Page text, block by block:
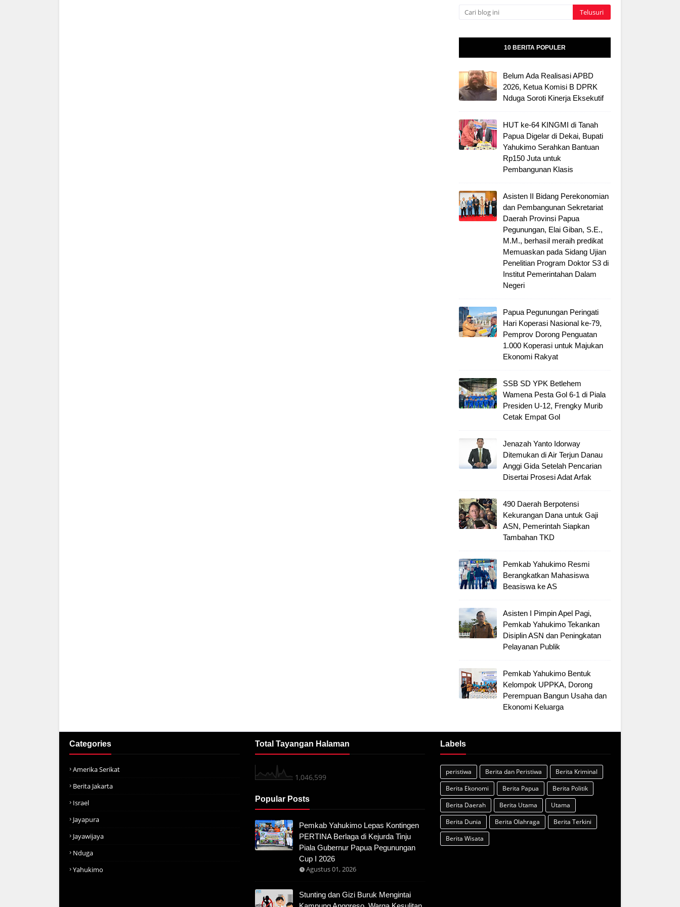
10 BERITA POPULER
Belum Ada Realisasi APBD
2026, Ketua Komisi B DPRK
Nduga Soroti Kinerja Eksekutif
HUT ke-64 KINGMI di Tanah
Papua Digelar di Dekai, Bupati
Yahukimo Serahkan Bantuan
Rp150 Juta untuk
Pembangunan Klasis
Asisten II Bidang Perekonomian
dan Pembangunan Sekretariat
Daerah Provinsi Papua
Pegunungan, Elai Giban, S.E.,
M.M., berhasil meraih predikat
Memuaskan pada Sidang Ujian
Penelitian Program Doktor S3 di
Institut Pemerintahan Dalam
Negeri
Papua Pegunungan Peringati
Hari Koperasi Nasional ke-79,
Pemprov Dorong Penguatan
1.000 Koperasi untuk Majukan
Ekonomi Rakyat
SSB SD YPK Betlehem
Wamena Pesta Gol 6-1 di Piala
Presiden U-12, Frengky Murib
Cetak Empat Gol
Jenazah Yanto Idorway
Ditemukan di Air Terjun Danau
Anggi Gida Setelah Pencarian
Disertai Prosesi Adat Arfak
490 Daerah Berpotensi
Kekurangan Dana untuk Gaji
ASN, Pemerintah Siapkan
Tambahan TKD
Pemkab Yahukimo Resmi
Berangkatkan Mahasiswa
Beasiswa ke AS
Asisten I Pimpin Apel Pagi,
Pemkab Yahukimo Tekankan
Disiplin ASN dan Peningkatan
Pelayanan Publik
Pemkab Yahukimo Bentuk
Kelompok UPPKA, Dorong
Perempuan Bangun Usaha dan
Ekonomi Keluarga
Categories
Amerika Serikat
Berita Jakarta
Israel
Jayapura
Jayawijaya
Nduga
Yahukimo
Total Tayangan Halaman
1,046,599
Popular Posts
Pemkab Yahukimo Lepas Kontingen
PERTINA Berlaga di Kejurda Tinju
Piala Gubernur Papua Pegunungan
Cup I 2026
Agustus 01, 2026
Stunting dan Gizi Buruk Mengintai
Labels
peristiwa Berita dan Peristiwa
Berita Kriminal
Berita Ekonomi
Berita Papua
Berita Politik
Berita Daerah
Berita Utama
Utama
Berita Dunia
Berita Olahraga
Berita Terkini
Berita Wisata